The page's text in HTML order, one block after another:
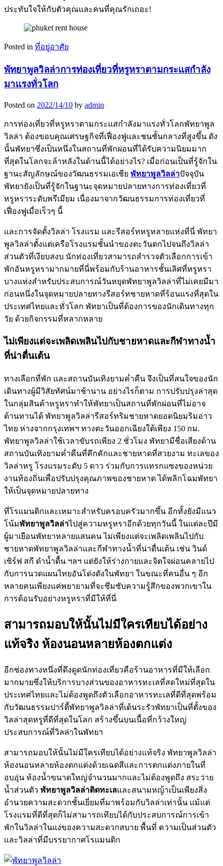
ประทับใจให้กับตัวคุณและคนที่คุณรักเถอะ!
Posted in ที่อยู่อาศัย
พัทยาพูลวิลล่าการท่องเที่ยวที่หรูหราตามกระแสกำลัง
มาแรงทั่วโลก
Posted on 2022/14/10 by admin
การท่องเที่ยวที่หรูหราตามกระแสกำลังมาแรงทั่วโลกพัทยาพูล
วิลล่า ต้องขอบคุณเศรษฐกิจที่เฟื่องฟูและชนชั้นกลางที่สูงขึ้น ดัง
นั้นพัทยาซึ่งเป็นหนึ่งในสถานที่พักผ่อนที่ได้รับความนิยมมาก
ที่สุดในโลกจะล้าหลังในด้านนี้ได้อย่างไร? เมื่อก่อนเป็นที่รู้จักใน
ฐานะสัญลักษณ์ของวัฒนธรรมเอเชีย พัทยาพูลวิลล่าปัจจุบัน
พัทยายังเป็นที่รู้จักในฐานะจุดหมายปลายทางการท่องเที่ยวที่
หรูหราระดับพรีเมียม เนื่องมาจากวัฒนธรรมการท่องเที่ยวที่
เฟื่องฟูเมื่อเร็วๆ นี้
และการจัดตั้งวิลล่า โรงแรม และรีสอร์ทหรูหลายแห่งที่นี่ พัทยา
พูลวิลล่าตั้งแต่เครือโรงแรมชั้นนำของตะวันตกไปจนถึงวิลล่า
ส่วนตัวที่เงียบสงบ นักท่องเที่ยวสามารถสำรวจตัวเลือกการเข้า
พักอันหรูหรามากมายที่นี่พร้อมกับร้านอาหารชั้นเลิศที่หรูหรา
บางแห่งสำหรับประสบการณ์วันหยุดพัทยาพูลวิลล่าที่ไม่เคยมีมา
ก่อนหนึ่งในจุดหมายปลายทางรีสอร์ทชายหาดที่ร้อนแรงที่สุดใน
ประเทศไทยและทั่วโลก พัทยาเป็นที่ต้องการของนักเดินทางทุก
วัย ด้วยกิจกรรมที่หลากหลาย
ไม่เพียงแต่จะเพลิดเพลินไปกับชายหาดและกีฬาทางน้ำ
ที่น่าตื่นเต้น
ทางเลือกที่พัก และสถานบันเทิงยามค่ำคืน จึงเป็นที่สนใจของนัก
เดินทางผู้มีวิสัยทัศน์มาช้านาน อย่างไรก็ตาม การปรับปรุงล่าสุด
ในกลุ่มสินค้าหรูหราทำให้พัทยาเป็นสถานที่พักผ่อนที่ไม่อาจ
ต้านทานได้ พัทยาพูลวิลล่ารีสอร์ทริมชายหาดยอดนิยมริมอ่าว
ไทย ห่างจากกรุงเทพฯ ทางตะวันออกเฉียงใต้เพียง 150 กม.
พัทยาพูลวิลล่าใช้เวลาขับรถเพียง 2 ชั่วโมง พัทยามีชื่อเสียงด้าน
สถานบันเทิงยามค่ำคืนที่คึกคักและชายหาดที่สวยงาม ทะเลของ
วิลล่าหรู โรงแรมระดับ 5 ดาว ร่วมกับการแทรกแซงของหน่วย
งานท้องถิ่นเพื่อปรับปรุงคุณภาพของชายหาด ได้พลิกโฉมพัทยา
ให้เป็นจุดหมายปลายทาง
ที่โรแมนติกและเหมาะสำหรับครอบครัวมากขึ้น อีกทั้งยังมีแนว
โน้มพัทยาพูลวิลล่าไปสู่ความหรูหราอีกด้วยทุกวันนี้ ในแต่ละปีมี
ผู้มาเยือนพัทยาหลายแสนคน ไม่เพียงแต่จะเพลิดเพลินไปกับ
ชายหาดพัทยาพูลวิลล่าและกีฬาทางน้ำที่น่าตื่นเต้น เช่น วินด์
เซิร์ฟ สกี ดำน้ำตื้น ฯลฯ แต่ยังให้ร่างกายและจิตใจผ่อนคลายไป
กับการนวดแผนไทยอันโด่งดังในพัทยา ในขณะที่คนอื่น ๆ อีก
หลายคนเพียงแค่พยายามที่จะซึมซับความรู้สึกของพวกเขาใน
การต้อนรับอย่างหรูหราที่มีให้ที่นี่
สามารถมอบให้นั้นไม่มีใครเทียบได้อย่าง
แท้จริง ห้องนอนหลายห้องตกแต่ง
อีกช่องทางหนึ่งที่ดึงดูดนักท่องเที่ยวคือร้านอาหารที่มีให้เลือก
มากมายซึ่งให้บริการบางส่วนของอาหารทะเลที่สดใหม่ที่สุดใน
ประเทศไทยและไม่ต้องพูดถึงตัวเลือกอาหารทะเลที่ดีที่สุดพร้อม
กับวัฒนธรรมปาร์ตี้พัทยาพูลวิลล่าที่เต้นระรัวพัทยาเป็นที่ตั้งของ
วิลล่าสุดหรูที่ดีที่สุดในโลก สร้างขึ้นบนเนื้อที่กว้างใหญ่
ประสบการณ์ที่วิลล่าในพัทยา
สามารถมอบให้นั้นไม่มีใครเทียบได้อย่างแท้จริง พัทยาพูลวิลล่า
ห้องนอนหลายห้องตกแต่งด้วยเฉดสีและการตกแต่งภายในที่
อบอุ่น ห้องน้ำขนาดใหญ่จำนวนมากและไม่ต้องพูดถึง สระว่าย
น้ำส่วนตัว พัทยาพูลวิลล่าติดทะเลและสนามหญ้าเป็นเพียงสิ่ง
อำนวยความสะดวกชั้นเยี่ยมที่มาพร้อมกับวิลล่าเท่านั้น แม้แต่
โรงแรมที่ดีที่สุดก็ไม่สามารถเทียบได้กับประสบการณ์การเข้า
พักในวิลล่าในแง่ของความสะดวกสบาย พื้นที่ ความเป็นส่วนตัว
และวิลล่าที่มีบรรยากาศโรแมนติก